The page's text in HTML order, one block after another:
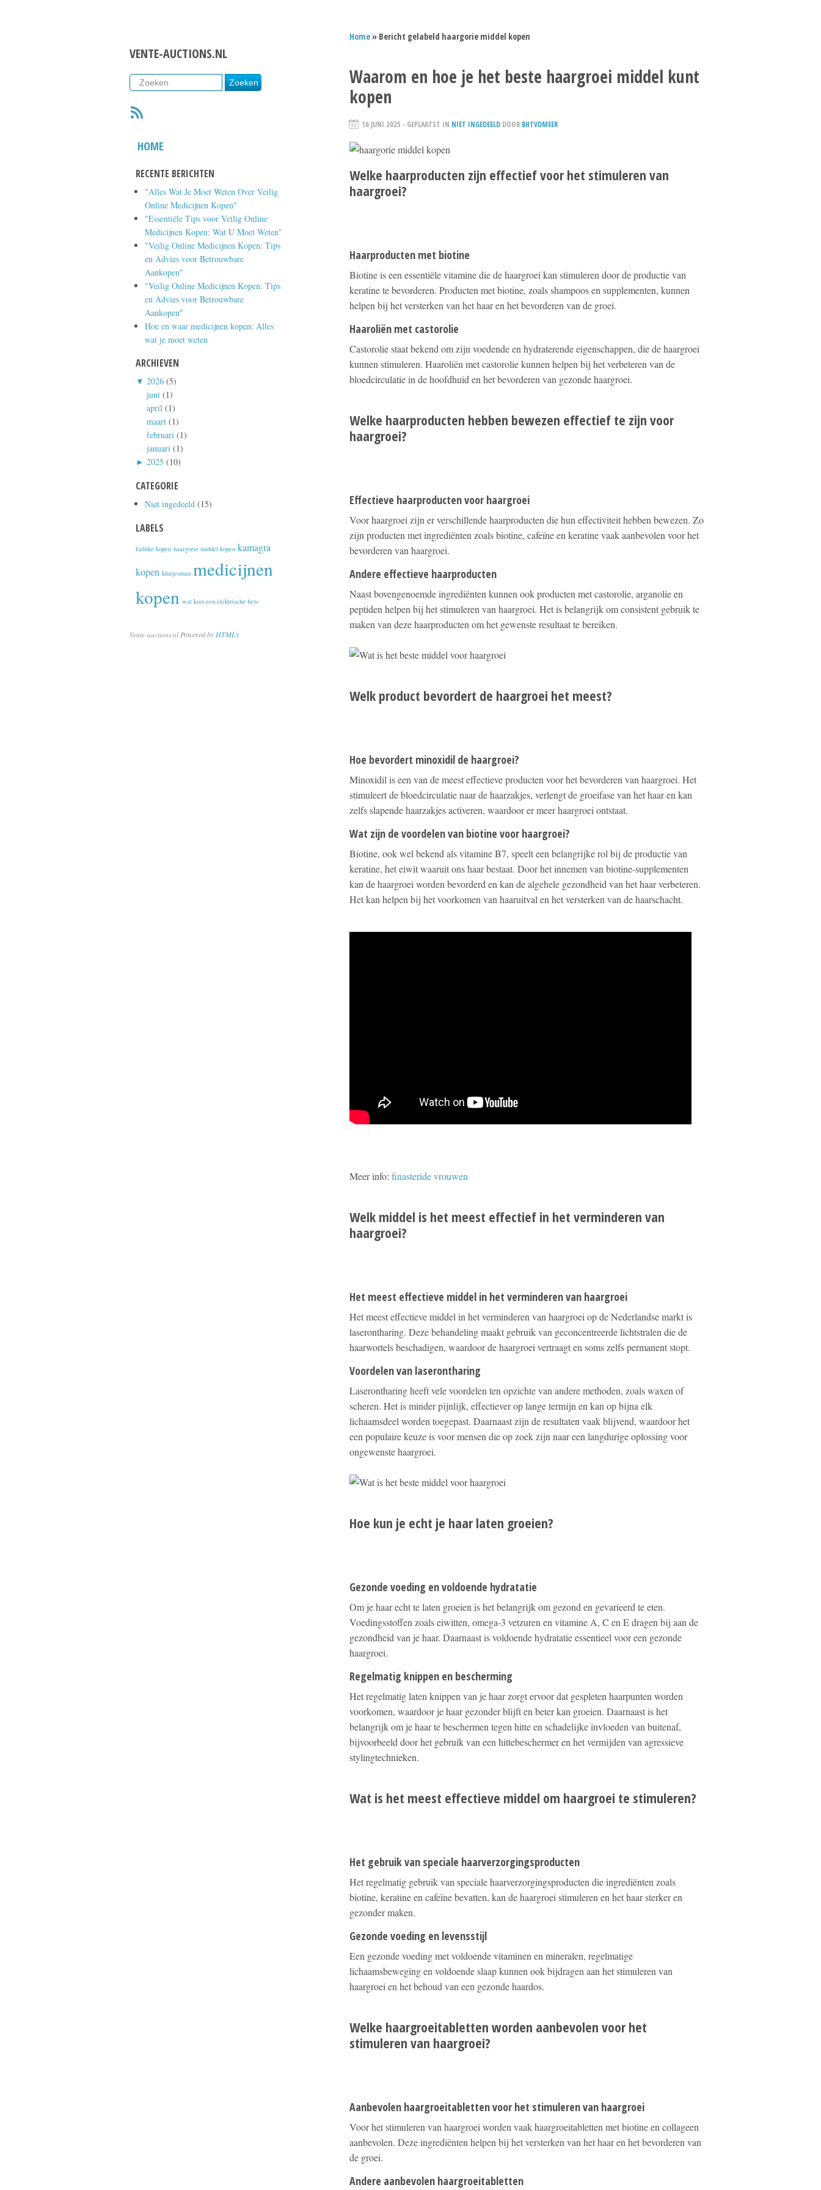
VENTE-AUCTIONS.NL
HOME
RECENTE BERICHTEN
"Alles Wat Je Moet Weten Over Veilig
Online Medicijnen Kopen"
"Essentiële Tips voor Veilig Online
Medicijnen Kopen: Wat U Moet Weten"
"Veilig Online Medicijnen Kopen: Tips
en Advies voor Betrouwbare
Aankopen"
"Veilig Online Medicijnen Kopen: Tips
en Advies voor Betrouwbare
Aankopen"
Hoe en waar medicijnen kopen: Alles
wat je moet weten
ARCHIEVEN
▼ 2026 (5)
juni (1)
april (1)
maart (1)
februari (1)
januari (1)
► 2025 (10)
CATEGORIE
Niet ingedeeld (15)
LABELS
fatbike kopen haargorie middel kopen kamagra
kopen klusjesman medicijnen
kopen wat kost een elektrische fiets
Vente-auctions.nl Powered by HTMLy
Home» Bericht gelabeld haargorie middel kopen
Waarom en hoe je het beste haargroei middel kunt
kopen
16 JUNI 2025 - GEPLAATST IN NIET INGEDEELD DOOR BHTVDMEER
Welke haarproducten zijn effectief voor het stimuleren van
haargroei?
Haarproducten met biotine
Biotine is een essentiële vitamine die de haargroei kan stimuleren door de productie van
keratine te bevorderen. Producten met biotine, zoals shampoos en supplementen, kunnen
helpen bij het versterken van het haar en het bevorderen van de groei.
Haaroliën met castorolie
Castorolie staat bekend om zijn voedende en hydraterende eigenschappen, die de haargroei
kunnen stimuleren. Haaroliën met castorolie kunnen helpen bij het verbeteren van de
bloedcirculatie in de hoofdhuid en het bevorderen van gezonde haargroei.
Welke haarproducten hebben bewezen effectief te zijn voor
haargroei?
Effectieve haarproducten voor haargroei
Voor haargroei zijn er verschillende haarproducten die hun effectiviteit hebben bewezen. Zo
zijn producten met ingrediënten zoals biotine, cafeïne en keratine vaak aanbevolen voor het
bevorderen van haargroei.
Andere effectieve haarproducten
Naast bovengenoemde ingrediënten kunnen ook producten met castorolie, arganolie en
peptiden helpen bij het stimuleren van haargroei. Het is belangrijk om consistent gebruik te
maken van deze haarproducten om het gewenste resultaat te bereiken.
Welk product bevordert de haargroei het meest?
Hoe bevordert minoxidil de haargroei?
Minoxidil is een van de meest effectieve producten voor het bevorderen van haargroei. Het
stimuleert de bloedcirculatie naar de haarzakjes, verlengt de groeifase van het haar en kan
zelfs slapende haarzakjes activeren, waardoor er meer haargroei ontstaat.
Wat zijn de voordelen van biotine voor haargroei?
Biotine, ook wel bekend als vitamine B7, speelt een belangrijke rol bij de productie van
keratine, het eiwit waaruit ons haar bestaat. Door het innemen van biotine-supplementen
kan de haargroei worden bevorderd en kan de algehele gezondheid van het haar verbeteren.
Het kan helpen bij het voorkomen van haaruitval en het versterken van de haarschacht.
Meer info: finasteride vrouwen
Welk middel is het meest effectief in het verminderen van
haargroei?
Het meest effectieve middel in het verminderen van haargroei
Het meest effectieve middel in het verminderen van haargroei op de Nederlandse markt is
laserontharing. Deze behandeling maakt gebruik van geconcentreerde lichtstralen die de
haarwortels beschadigen, waardoor de haargroei vertraagt en soms zelfs permanent stopt.
Voordelen van laserontharing
Laserontharing heeft vele voordelen ten opzichte van andere methoden, zoals waxen of
scheren. Het is minder pijnlijk, effectiever op lange termijn en kan op bijna elk
lichaamsdeel worden toegepast. Daarnaast zijn de resultaten vaak blijvend, waardoor het
een populaire keuze is voor mensen die op zoek zijn naar een langdurige oplossing voor
ongewenste haargroei.
Hoe kun je echt je haar laten groeien?
Gezonde voeding en voldoende hydratatie
Om je haar echt te laten groeien is het belangrijk om gezond en gevarieerd te eten.
Voedingsstoffen zoals eiwitten, omega-3 vetzuren en vitamine A, C en E dragen bij aan de
gezondheid van je haar. Daarnaast is voldoende hydratatie essentieel voor een gezonde
haargroei.
Regelmatig knippen en bescherming
Het regelmatig laten knippen van je haar zorgt ervoor dat gespleten haarpunten worden
voorkomen, waardoor je haar gezonder blijft en beter kan groeien. Daarnaast is het
belangrijk om je haar te beschermen tegen hitte en schadelijke invloeden van buitenaf,
bijvoorbeeld door het gebruik van een hittebeschermer en het vermijden van agressieve
stylingtechnieken.
Wat is het meest effectieve middel om haargroei te stimuleren?
Het gebruik van speciale haarverzorgingsproducten
Het regelmatig gebruik van speciale haarverzorgingsproducten die ingrediënten zoals
biotine, keratine en cafeïne bevatten, kan de haargroei stimuleren en het haar sterker en
gezonder maken.
Gezonde voeding en levensstijl
Een gezonde voeding met voldoende vitaminen en mineralen, regelmatige
lichaamsbeweging en voldoende slaap kunnen ook bijdragen aan het stimuleren van
haargroei en het behoud van een gezonde haardos.
Welke haargroeitabletten worden aanbevolen voor het
stimuleren van haargroei?
Aanbevolen haargroeitabletten voor het stimuleren van haargroei
Voor het stimuleren van haargroei worden vaak haargroeitabletten met biotine en collageen
aanbevolen. Deze ingrediënten helpen bij het versterken van het haar en het bevorderen van
de groei.
Andere aanbevolen haargroeitabletten